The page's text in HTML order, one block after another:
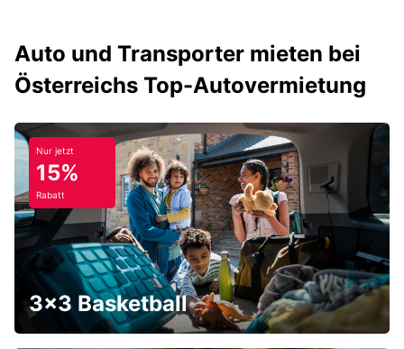
Auto und Transporter mieten bei
Österreichs Top-Autovermietung
Nur jetzt
15%
Rabatt
3x3 Basketball